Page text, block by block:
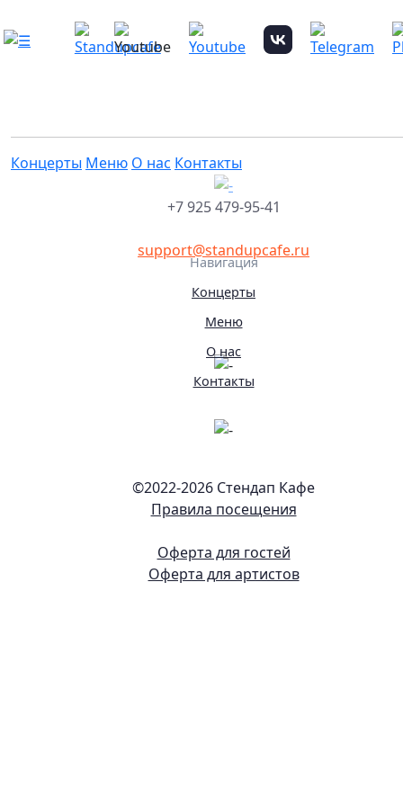
Концерты Меню О нас Контакты
комикесс с ТВ
+7 925 479-95-41
support@standupcafe.ru
Навигация
Концерты
Меню
О нас
Контакты
©2022-2026 Стендап Кафе
Правила посещения
Оферта для гостей
Оферта для артистов